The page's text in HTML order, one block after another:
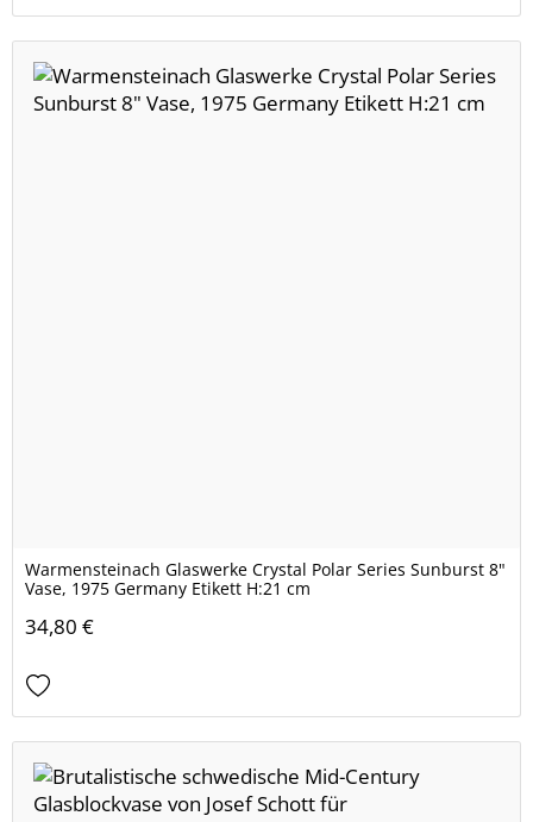
Warmensteinach Glaswerke Crystal Polar Series Sunburst 8"
Vase, 1975 Germany Etikett H:21 cm
34,80 €